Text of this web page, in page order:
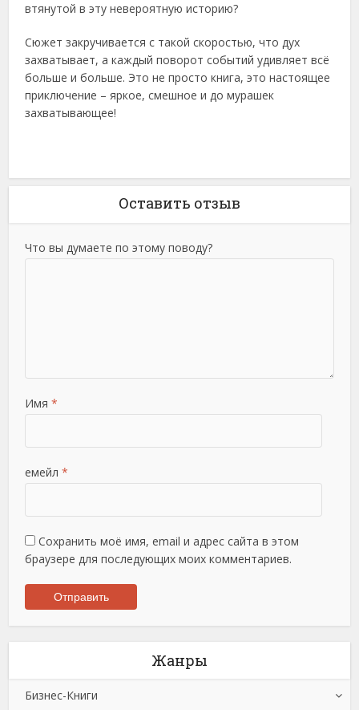
втянутой в эту невероятную историю?
Сюжет закручивается с такой скоростью, что дух
захватывает, а каждый поворот событий удивляет всё
больше и больше. Это не просто книга, это настоящее
приключение – яркое, смешное и до мурашек
захватывающее!
Оставить отзыв
Что вы думаете по этому поводу?
Имя *
емейл *
Сохранить моё имя, email и адрес сайта в этом
браузере для последующих моих комментариев.
Жанры
Бизнес-Книги